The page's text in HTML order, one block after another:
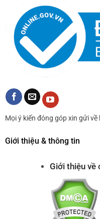
Mọi ý kiến đóng góp xin gửi
Giới thiệu & thông tin
Giới thiệu về